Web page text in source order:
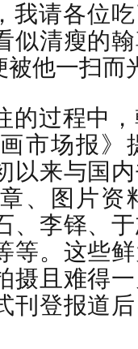
我请各位
似清瘦的
被他一扫
的过程中
市场报》
以来与国
、图片资
、李铎、
等。这些
摄且难得
刊登报道